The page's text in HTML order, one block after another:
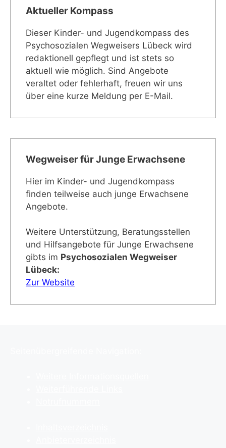
Aktueller Kompass
Dieser Kinder- und Jugendkompass des
Psychosozialen Wegweisers Lübeck wird
redaktionell gepflegt und ist stets so
aktuell wie möglich. Sind Angebote
veraltet oder fehlerhaft, freuen wir uns
über eine kurze Meldung per E-Mail.
Wegweiser für Junge Erwachsene
Hier im Kinder- und Jugendkompass
finden teilweise auch junge Erwachsene
Angebote.
Weitere Unterstützung, Beratungsstellen
und Hilfsangebote für Junge Erwachsene
gibts im Psychosozialen Wegweiser
Lübeck:
Zur Website